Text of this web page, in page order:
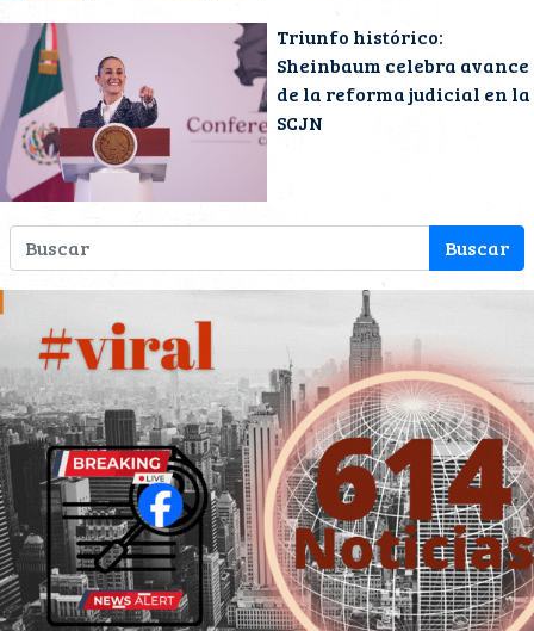
Triunfo histórico:
Sheinbaum celebra avance
de la reforma judicial en la
SCJN